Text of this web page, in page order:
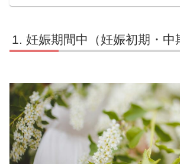
妊娠期間中（妊娠初期・中